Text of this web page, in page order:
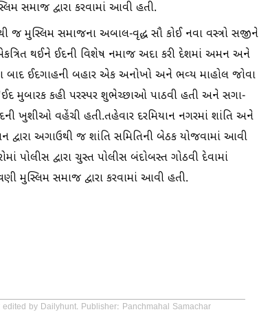
સમાજ દ્વારા કરવામાં આવી હતી.
જ મુસ્લિમ સમાજના અબાલ-વૃદ્ધ સૌ કોઈ નવા વસ્ત્રો સજીને
થઈને ઈદની વિશેષ નમાજ અદા કરી દેશમાં અમન અને
બાદ ઈદગાહની બહાર એક અનોખો અને ભવ્ય માહોલ જોવા
મુબારક કહી પરસ્પર શુભેચ્છાઓ પાઠવી હતી અને સગા-
ખુશીઓ વહેંચી હતી.તહેવાર દરમિયાન નગરમાં શાંતિ અને
દ્વારા અગાઉથી જ શાંતિ સમિતિની બેઠક યોજવામાં આવી
પોલીસ દ્વારા ચુસ્ત પોલીસ બંદોબસ્ત ગોઠવી દેવામાં
મુસ્લિમ સમાજ દ્વારા કરવામાં આવી હતી.
by Dailyhunt. Publisher: Panchmahal Samachar